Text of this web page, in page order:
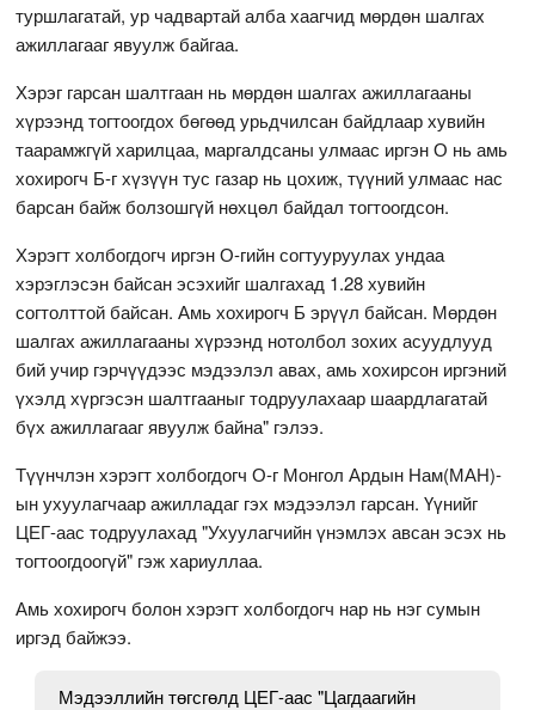
туршлагатай, ур чадвартай алба хаагчид мөрдөн шалгах
ажиллагааг явуулж байгаа.
Хэрэг гарсан шалтгаан нь мөрдөн шалгах ажиллагааны
хүрээнд тогтоогдох бөгөөд урьдчилсан байдлаар хувийн
таарамжгүй харилцаа, маргалдсаны улмаас иргэн О нь амь
хохирогч Б-г хүзүүн тус газар нь цохиж, түүний улмаас нас
барсан байж болзошгүй нөхцөл байдал тогтоогдсон.
Хэрэгт холбогдогч иргэн О-гийн согтууруулах ундаа
хэрэглэсэн байсан эсэхийг шалгахад 1.28 хувийн
согтолттой байсан. Амь хохирогч Б эрүүл байсан. Мөрдөн
шалгах ажиллагааны хүрээнд нотолбол зохих асуудлууд
бий учир гэрчүүдээс мэдээлэл авах, амь хохирсон иргэний
үхэлд хүргэсэн шалтгааныг тодруулахаар шаардлагатай
бүх ажиллагааг явуулж байна" гэлээ.
Түүнчлэн хэрэгт холбогдогч О-г Монгол Ардын Нам(МАН)-
ын ухуулагчаар ажилладаг гэх мэдээлэл гарсан. Үүнийг
ЦЕГ-аас тодруулахад "Ухуулагчийн үнэмлэх авсан эсэх нь
тогтоогдоогүй" гэж хариуллаа.
Амь хохирогч болон хэрэгт холбогдогч нар нь нэг сумын
иргэд байжээ.
Мэдээллийн төгсгөлд ЦЕГ-аас "Цагдаагийн